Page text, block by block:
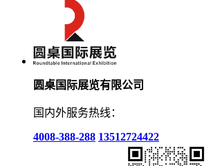
圆桌国际展览有限公司
国内外服务热线：
4008-388-288 13512724422